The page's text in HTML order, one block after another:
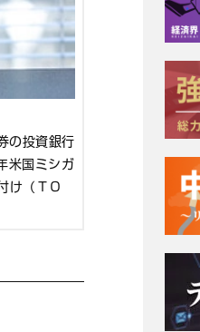
の投資銀行
米国ミシガ
け（ＴＯ